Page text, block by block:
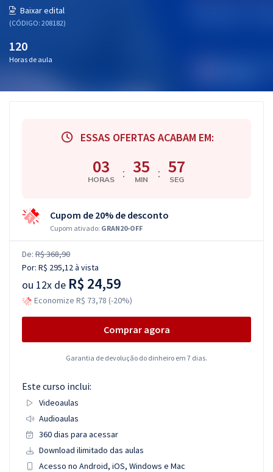
Aprovados
Baixar edital
(CÓDIGO: 208182)
120
Horas de aula
ESSAS OFERTAS ACABAM EM:
03
HORAS : 35
MIN : 56
SEG
Cupom de 20% de desconto
Cupom ativado: GRAN20-OFF
De: R$ 368,90
Por: R$ 295,12à vista
ou 12x de R$ 24,59
Economize R$ 73,78 (-20%)
Comprar agora
Garantia de devolução do dinheiro em 7 dias.
Este curso inclui:
Videoaulas
Audioaulas
360 dias para acessar
Download ilimitado das aulas
Acesso no Android, iOS, Windows e Mac